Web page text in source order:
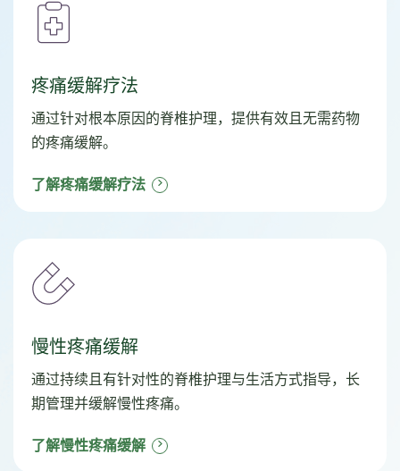
疼痛缓解疗法
通过针对根本原因的脊椎护理，提供有效且无需药物
的疼痛缓解。
了解疼痛缓解疗法
慢性疼痛缓解
通过持续且有针对性的脊椎护理与生活方式指导，长
期管理并缓解慢性疼痛。
了解慢性疼痛缓解